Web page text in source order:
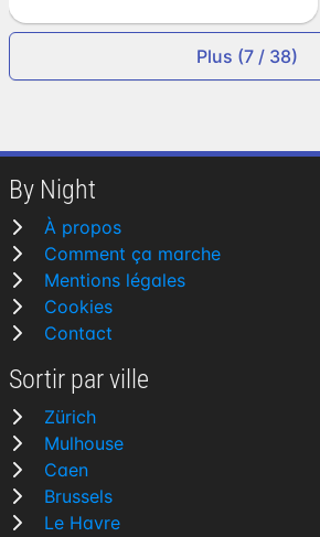
Plus (7 / 38)
By Night
À propos
Comment ça marche
Mentions légales
Cookies
Contact
Sortir par ville
Zürich
Mulhouse
Caen
Brussels
Le Havre